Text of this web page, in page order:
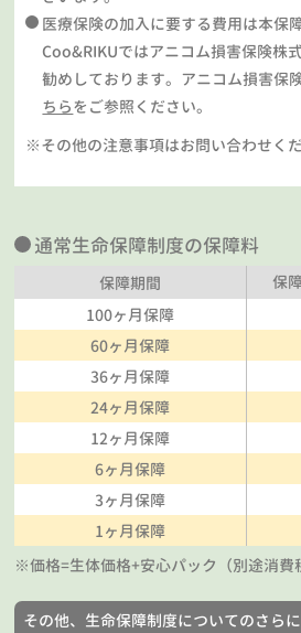
医療保険の加入に要する費用は本保
Coo&RIKUではアニコム損害保険株
勧めしております。アニコム損害保
ちらをご参照ください。
※その他の注意事項はお問い合わせく
通常生命保障制度の保障料
保障期間 保
100ヶ月保障
60ヶ月保障
36ヶ月保障
24ヶ月保障
12ヶ月保障
6ヶ月保障
3ヶ月保障
1ヶ月保障
※価格=生体価格+安心パック（別途消費
その他、生命保障制度についてのさらに